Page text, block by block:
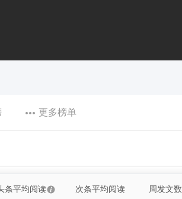
更多榜单
条平均阅读 次条平均阅读 周发文数